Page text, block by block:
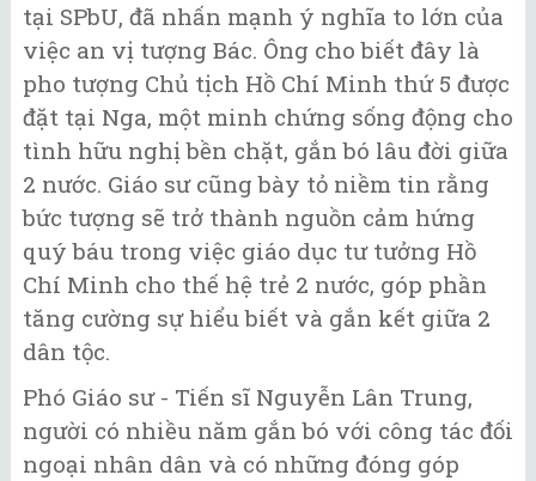
tại SPbU, đã nhấn mạnh ý nghĩa to lớn của
việc an vị tượng Bác. Ông cho biết đây là
pho tượng Chủ tịch Hồ Chí Minh thứ 5 được
đặt tại Nga, một minh chứng sống động cho
tình hữu nghị bền chặt, gắn bó lâu đời giữa
2 nước. Giáo sư cũng bày tỏ niềm tin rằng
bức tượng sẽ trở thành nguồn cảm hứng
quý báu trong việc giáo dục tư tưởng Hồ
Chí Minh cho thế hệ trẻ 2 nước, góp phần
tăng cường sự hiểu biết và gắn kết giữa 2
dân tộc.
Phó Giáo sư - Tiến sĩ Nguyễn Lân Trung,
người có nhiều năm gắn bó với công tác đối
ngoại nhân dân và có những đóng góp